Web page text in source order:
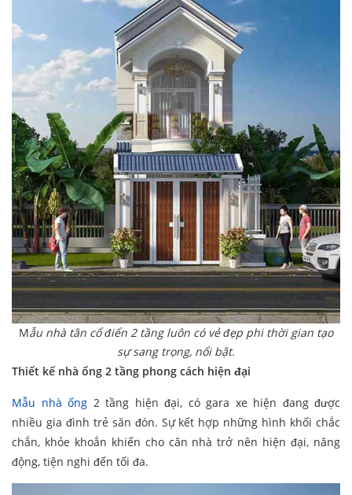
Mẫu nhà tân cổ điển 2 tầng luôn có vẻ đẹp phi thời gian tạo
sự sang trọng, nổi bật.
Thiết kế nhà ống 2 tầng phong cách hiện đại
Mẫu nhà ống 2 tầng hiện đại, có gara xe hiện đang được
nhiều gia đình trẻ săn đón. Sự kết hợp những hình khối chắc
chắn, khỏe khoắn khiến cho căn nhà trở nên hiện đại, năng
động, tiện nghi đến tối đa.